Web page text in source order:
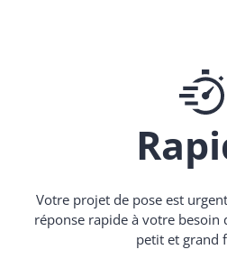
Votre projet de pose est
réponse rapide à votre besoin
petit et grand